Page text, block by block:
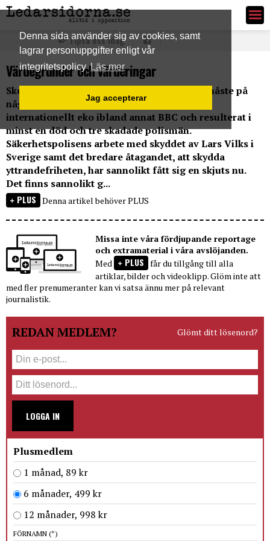
Denna sida använder sig av cookies, samt
lagrar personuppgifter enligt vår
integritetspolicy Läs mer
Jag accepterar
Ledarsidorna.se
Tipsa oss idag
Värdegrunder och värderingar
Skotten mot Lars Vilks möte i Köpenhamn måste på
något sätt kommenteras, det har givit ett
internationellt eko ibland annat BBC och resulterat i
minst en död och tre skadade polismän.
Säkerhetspolisens arbete med skyddet av Lars Vilks i
Sverige samt det bredare åtagandet, att skydda
yttrandefriheten, har sannolikt fått sig en skjuts nu.
Det finns sannolikt g...
PLUS Denna artikel behöver PLUS
Missa inte våra fördjupande reportage
och extramaterial i våra avslöjanden.
Med
PLUS får du tillgång till alla
artiklar, bilder och videoklipp. Glöm inte att
med fler prenumeranter kan vi satsa ännu mer på relevant
journalistik.
REDAN MEDLEM? Glömt ditt lösenord?
LOGGA IN
Plusmedlem
1 månad, 89 kr
6 månader, 499 kr
12 månader, 998 kr
FÖRNAMN (*)